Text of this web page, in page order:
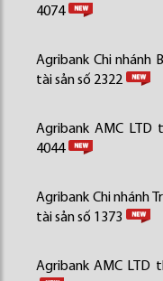
4074
Agribank Chi nhánh
tài sản số 2322
Agribank AMC LTD
4044
Agribank Chi nhánh
tài sản số 1373
Agribank AMC LTD